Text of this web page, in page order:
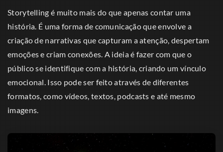
Storytelling é muito mais do que apenas contar uma
história. É uma forma de comunicação que envolve a
criação de narrativas que capturam a atenção, despertam
emoções e criam conexões. A ideia é fazer com que o
público se identifique com a história, criando um vínculo
emocional. Isso pode ser feito através de diferentes
formatos, como vídeos, textos, podcasts e até mesmo
imagens.